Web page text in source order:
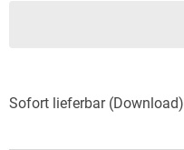
Sofort lieferbar (Download)